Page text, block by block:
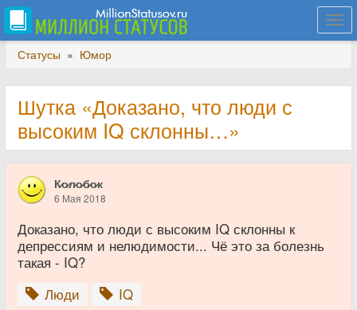
Статусы » Юмор
Шутка «Доказано, что люди с
высоким IQ склонны…»
К̷о̷л̷о̷б̷о̷к
6 Мая 2018
Доказано, что люди с высоким IQ склонны к
депрессиям и нелюдимости... Чё это за болезнь
такая - IQ?
Люди
IQ